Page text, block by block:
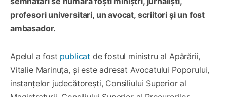
profesori universitari, un avocat, scriitori și un fost
ambasador.
Apelul a fost publicat de fostul ministru al Apărării,
Vitalie Marinuța, și este adresat Avocatului Poporului,
instanțelor judecătorești, Consiliului Superior al